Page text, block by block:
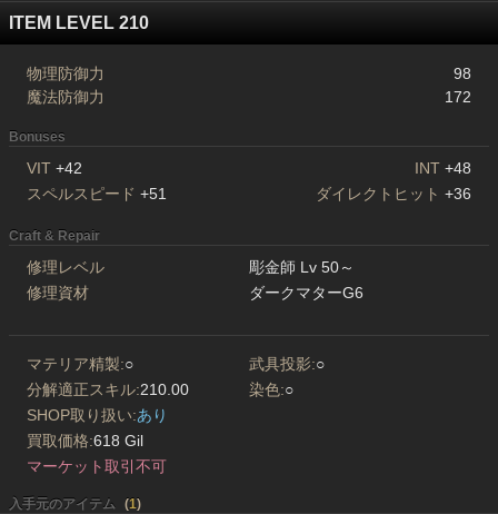
ITEM LEVEL 210
物理防御力
98
魔法防御力
172
Bonuses
VIT +42 INT +48
スペルスピード +51 ダイレクトヒット +36
Craft & Repair
修理レベル
彫金師 Lv 50～
修理資材
ダークマターG6
マテリア精製:○ 武具投影:○
分解適正スキル:210.00 染色:○
SHOP取り扱い:あり
買取価格:618 Gil
マーケット取引不可
入手元のアイテム (1)